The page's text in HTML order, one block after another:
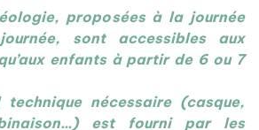
proposées à la journée
sont accessibles aux
enfants à partir de 6 ou 7
nécessaire (casque,
est fourni par les